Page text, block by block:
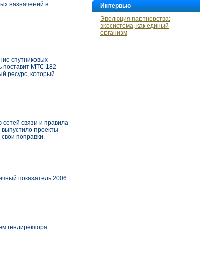
Интервью
Эволюция партнерства:
экосистема, как единый
организм
назначений в
спутниковых
поставит МТС 182
ресурс, который
связи и правила
проекты
поправки.
показатель 2006
гендиректора